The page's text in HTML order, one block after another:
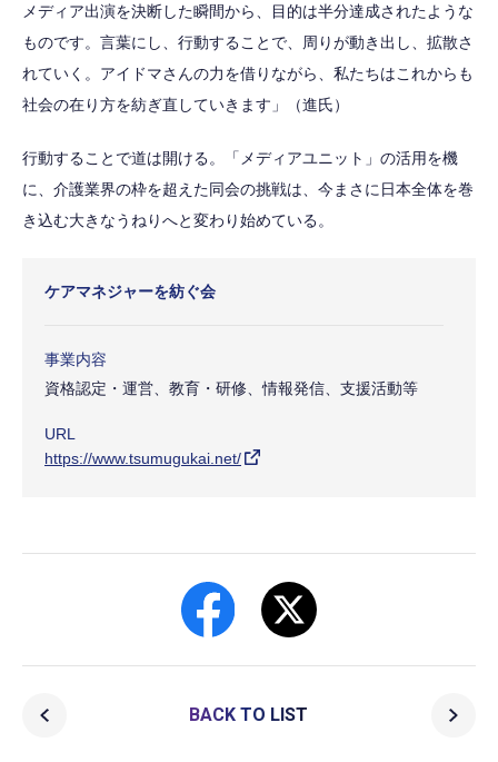
メディア出演を決断した瞬間から、目的は半分達成されたような
ものです。言葉にし、行動することで、周りが動き出し、拡散さ
れていく。アイドマさんの力を借りながら、私たちはこれからも
社会の在り方を紡ぎ直していきます」（進氏）
行動することで道は開ける。「メディアユニット」の活用を機
に、介護業界の枠を超えた同会の挑戦は、今まさに日本全体を巻
き込む大きなうねりへと変わり始めている。
ケアマネジャーを紡ぐ会
事業内容
資格認定・運営、教育・研修、情報発信、支援活動等
URL
https://www.tsumugukai.net/
BACK TO LIST